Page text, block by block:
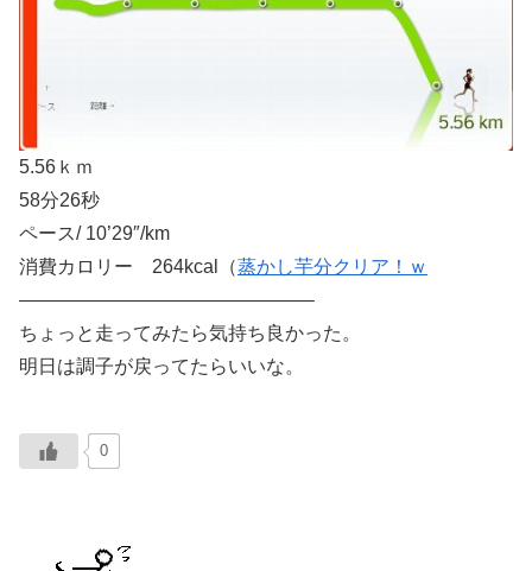
5.56ｋｍ
58分26秒
ペース/ 10’29″/km
消費カロリー 264kcal（蒸かし芋分クリア！ｗ
———————————————–
ちょっと走ってみたら気持ち良かった。
明日は調子が戻ってたらいいな。
0